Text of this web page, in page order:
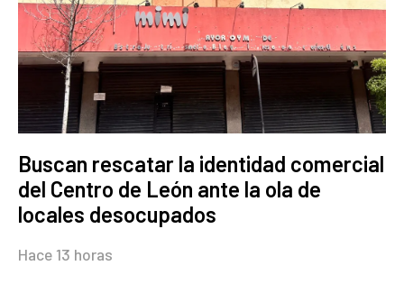
Buscan rescatar la identidad comercial
del Centro de León ante la ola de
locales desocupados
Hace 13 horas